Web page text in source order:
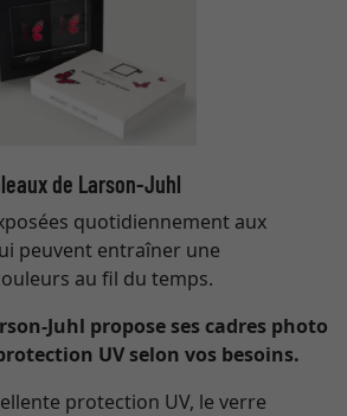
de Larson-Juhl
quotidiennement aux
peuvent entraîner une
au fil du temps.
Juhl propose ses cadres photo
UV selon vos besoins.
protection UV, le verre